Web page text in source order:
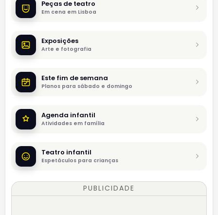
Peças de teatro
Em cena em Lisboa
Exposições
Arte e fotografia
Este fim de semana
Planos para sábado e domingo
Agenda infantil
Atividades em família
Teatro infantil
Espetáculos para crianças
PUBLICIDADE